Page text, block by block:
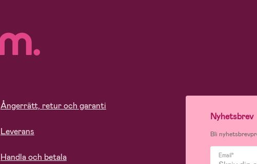
Ångerrätt, retur och garanti
Leverans
Handla och betala
Nyhetsbrev
Bli
Email*